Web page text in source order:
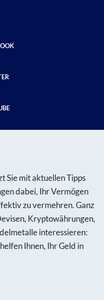
Sie mit aktuellen Tipps
dabei, Ihr Vermögen
zu vermehren. Ganz
Kryptowährungen,
interessieren:
Ihnen, Ihr Geld in